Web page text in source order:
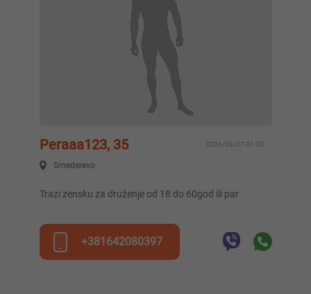
Peraaa123, 35 2026/08/07 01:00
Smederevo
Trazi zensku za druženje od 18 do 60god ili par
+381642080397